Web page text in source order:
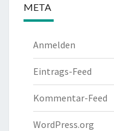
META
Anmelden
Eintrags-Feed
Kommentar-Feed
WordPress.org